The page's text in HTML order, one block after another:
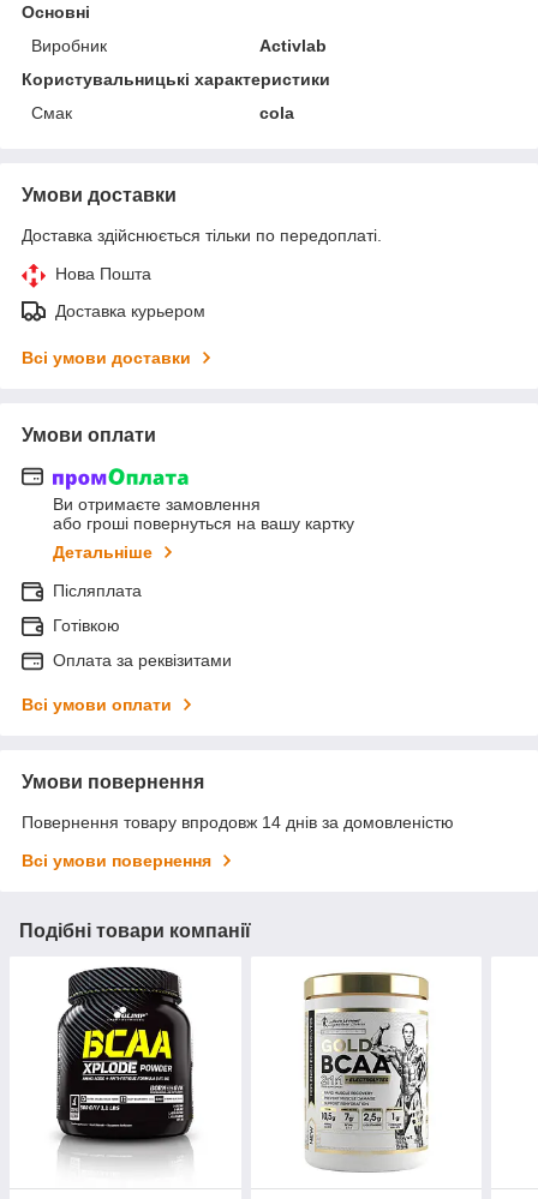
Основні
Виробник
Activlab
Користувальницькі характеристики
Смак
cola
Умови доставки
Доставка здійснюється тільки по передоплаті.
Нова Пошта
Доставка курьером
Всі умови доставки
Умови оплати
Ви отримаєте замовлення
або гроші повернуться на вашу картку
Детальніше
Післяплата
Готівкою
Оплата за реквізитами
Всі умови оплати
Умови повернення
Повернення товару впродовж 14 днів за домовленістю
Всі умови повернення
Подібні товари компанії